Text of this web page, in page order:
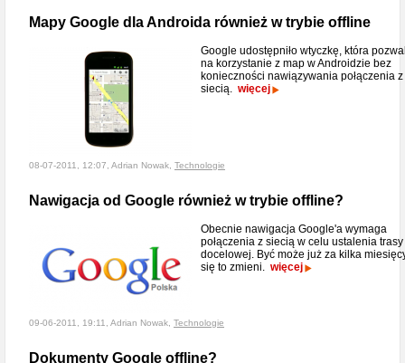
Mapy Google dla Androida również w trybie offline
Google udostępniło wtyczkę, która
na korzystanie z map w Androidzie bez
konieczności nawiązywania połączenia z
siecią. więcej
08-07-2011, 12:07, Adrian Nowak, Technologie
Nawigacja od Google również w trybie offline?
Obecnie nawigacja Google'a wymaga
połączenia z siecią w celu ustalenia trasy
docelowej. Być może już za kilka
się to zmieni. więcej
09-06-2011, 19:11, Adrian Nowak, Technologie
Dokumenty Google offline?